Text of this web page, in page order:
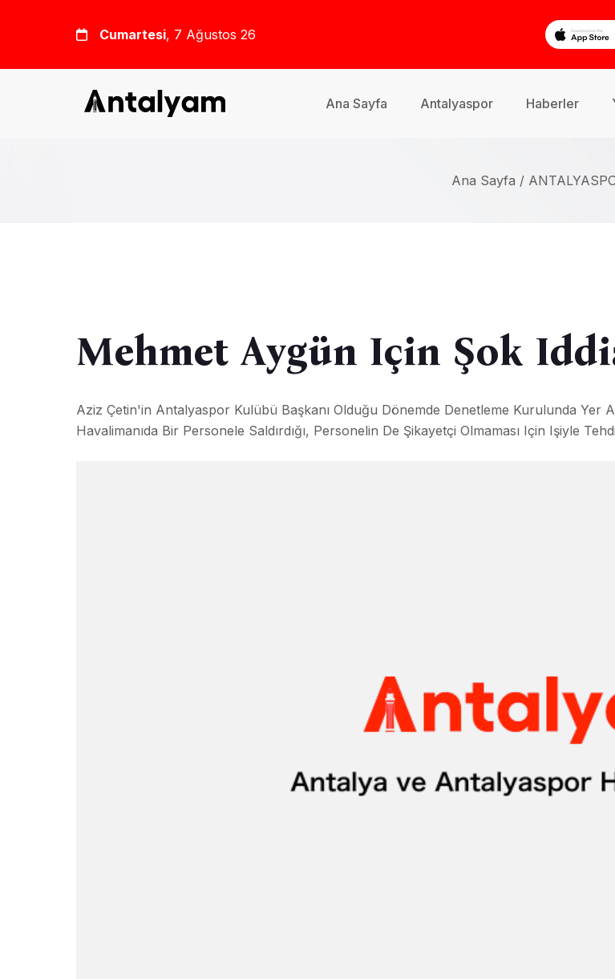
Cumartesi, 7 Ağustos 26
Ana Sayfa Antalyaspor Haberler
Ana Sayfa /
Mehmet Aygün Için Şok
Aziz Çetin'in Antalyaspor Kulübü Başkanı Olduğu Dönemde Denetleme Kurulunda Yer
Havalimanıda Bir Personele Saldırdığı, Personelin De Şikayetçi Olmaması Için Işiyle